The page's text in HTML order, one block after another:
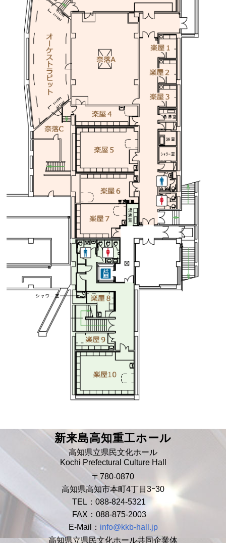
新来島高知重工ホール
高知県立県民文化ホール
Kochi Prefectural Culture Hall
〒780-0870
高知県高知市本町4丁目3ｰ30
TEL：088-824-5321
FAX：088-875-2003
E-Mail： info@kkb-hall.jp
高知県立県民文化ホール共同企業体